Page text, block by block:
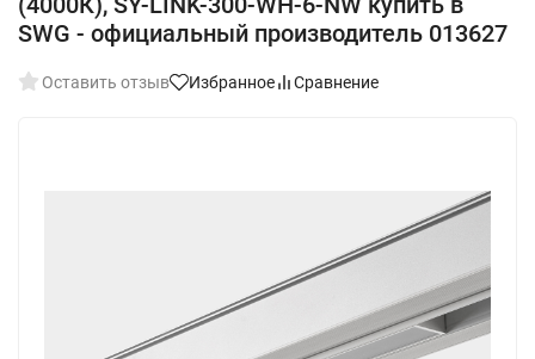
SWG - официальный производитель 013627
Оставить отзыв Избранное Сравнение